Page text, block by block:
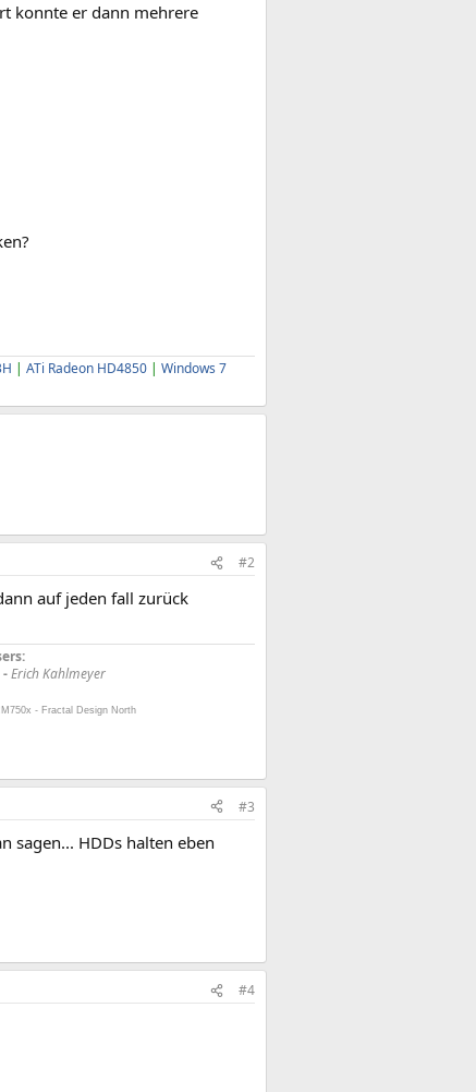
konnte er dann mehrere
| ATi Radeon HD4850 | Windows 7
#2
auf jeden fall zurück
-Erich Kahlmeyer
- Fractal Design North
#3
sagen... HDDs halten eben
#4